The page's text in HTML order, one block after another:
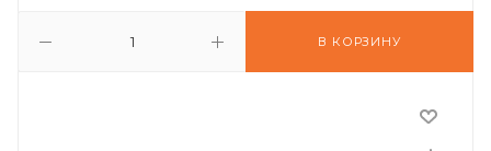
В КОРЗИНУ